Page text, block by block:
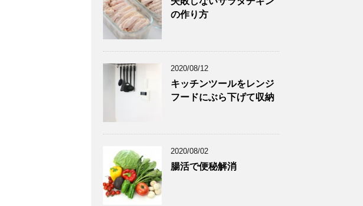
の作り方
2020/08/12
キッチンツールをレンジ
フードにぶら下げて収納
2020/08/02
腸活で便秘解消